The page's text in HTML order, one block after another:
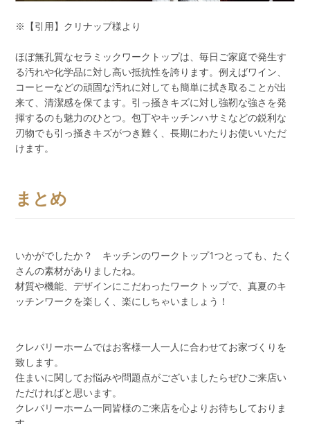
※【引用】クリナップ様より
ほぼ無孔質なセラミックワークトップは、毎日ご家庭で発生す
る汚れや化学品に対し高い抵抗性を誇ります。例えばワイン、
コーヒーなどの頑固な汚れに対しても簡単に拭き取ることが出
来て、清潔感を保てます。引っ掻きキズに対し強靭な強さを発
揮するのも魅力のひとつ。包丁やキッチンハサミなどの鋭利な
刃物でも引っ掻きキズがつき難く、長期にわたりお使いいただ
けます。
まとめ
いかがでしたか？ キッチンのワークトップ1つとっても、たく
さんの素材がありましたね。
材質や機能、デザインにこだわったワークトップで、真夏のキ
ッチンワークを楽しく、楽にしちゃいましょう！
クレバリーホームではお客様一人一人に合わせてお家づくりを
致します。
住まいに関してお悩みや問題点がございましたらぜひご来店い
ただければと思います。
クレバリーホーム一同皆様のご来店を心よりお待ちしておりま